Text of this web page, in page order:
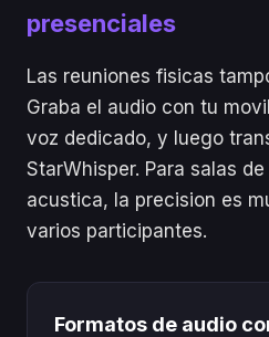
presenciales
Las reuniones fisicas
Graba el audio con tu
voz dedicado, y luego
StarWhisper. Para salas
acustica, la precision es
varios participantes.
Formatos de audio